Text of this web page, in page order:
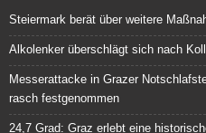
Steiermark berät über weitere
Alkolenker überschlägt sich nach
Messerattacke in Grazer
rasch festgenommen
24,7 Grad: Graz erlebt eine